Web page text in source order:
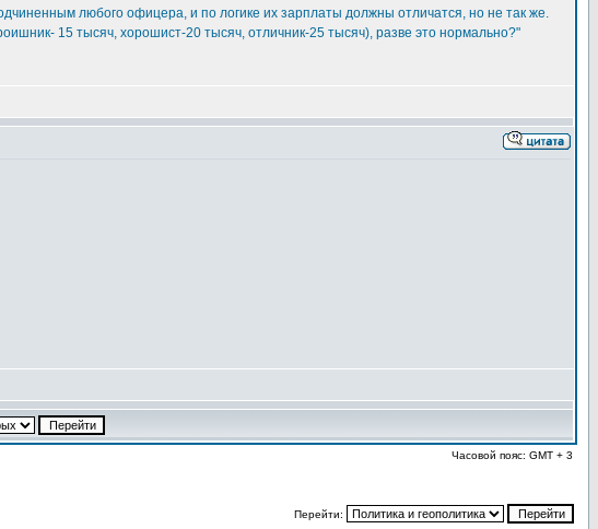
любого офицера, и по логике их зарплаты должны отличатся, но не так же.
15 тысяч, хорошист-20 тысяч, отличник-25 тысяч), разве это нормально?"
Часовой пояс: GMT + 3
Перейти: